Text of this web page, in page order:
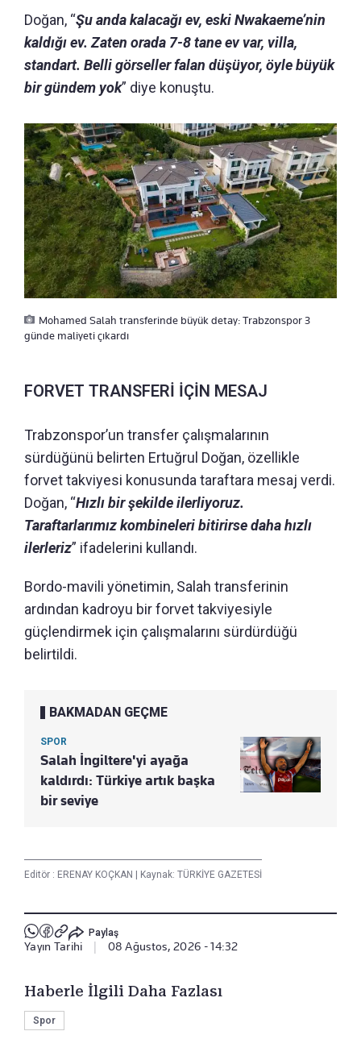
Doğan, “Şu anda kalacağı ev, eski Nwakaeme’nin
kaldığı ev. Zaten orada 7-8 tane ev var, villa,
standart. Belli görseller falan düşüyor, öyle büyük
bir gündem yok” diye konuştu.
Mohamed Salah transferinde büyük detay: Trabzonspor 3
günde maliyeti çıkardı
FORVET TRANSFERİ İÇİN MESAJ
Trabzonspor’un transfer çalışmalarının
sürdüğünü belirten Ertuğrul Doğan, özellikle
forvet takviyesi konusunda taraftara mesaj verdi.
Doğan, “Hızlı bir şekilde ilerliyoruz.
Taraftarlarımız kombineleri bitirirse daha hızlı
ilerleriz” ifadelerini kullandı.
Bordo-mavili yönetimin, Salah transferinin
ardından kadroyu bir forvet takviyesiyle
güçlendirmek için çalışmalarını sürdürdüğü
belirtildi.
BAKMADAN GEÇME
SPOR
Salah İngiltere'yi ayağa
kaldırdı: Türkiye artık başka
bir seviye
Editör : ERENAY KOÇKAN Kaynak: TÜRKİYE GAZETESİ
Paylaş
Yayın Tarihi 08 Ağustos, 2026 - 14:32
Haberle İlgili Daha Fazlası
Spor